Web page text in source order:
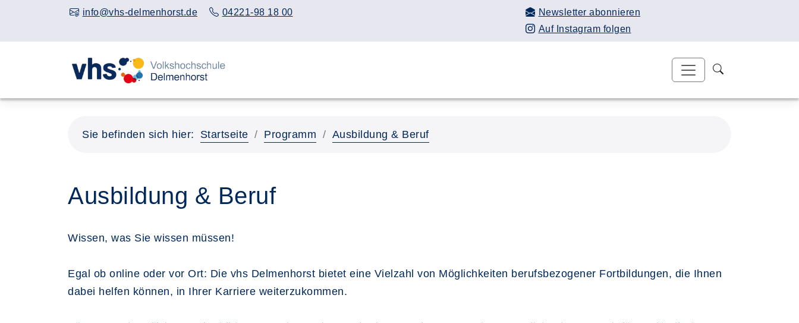
info@vhs-delmenhorst.de 04221-98 18 00
Newsletter abonnieren
Auf Instagram folgen
Sie befinden sich hier: Startseite Programm Ausbildung & Beruf
Ausbildung & Beruf
Wissen, was Sie wissen müssen!
Egal ob online oder vor Ort: Die vhs Delmenhorst bietet eine Vielzahl von Möglichkeiten berufsbezogener Fortbildungen, die Ihnen
dabei helfen können, in Ihrer Karriere weiterzukommen.